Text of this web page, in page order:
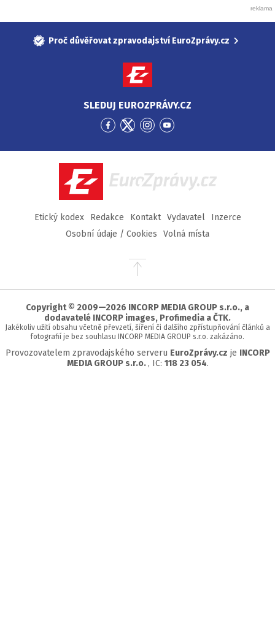
Proč důvěřovat zpravodajství EuroZprávy.cz
SLEDUJ EUROZPRÁVY.CZ
Přejít
Facebook
Přejít
Twitter
Přejít
Instagram
Přejít
YouTube
EuroZprávy.cz
Etický kodex Redakce Kontakt Vydavatel
Inzerce
Osobní údaje / Cookies
Volná místa
Přejít
stránky
Copyright © 2009—2026 INCORP MEDIA GROUP s.r.o., a
dodavatelé INCORP images, Profimedia a ČTK.
Jakékoliv užití obsahu včetně převzetí, šíření či dalšího zpřístupňování článků a
fotografií je bez souhlasu INCORP MEDIA GROUP s.r.o. zakázáno.
Provozovatelem zpravodajského serveru EuroZprávy.cz je INCORP
MEDIA GROUP s.r.o. , IC: 118 23 054.